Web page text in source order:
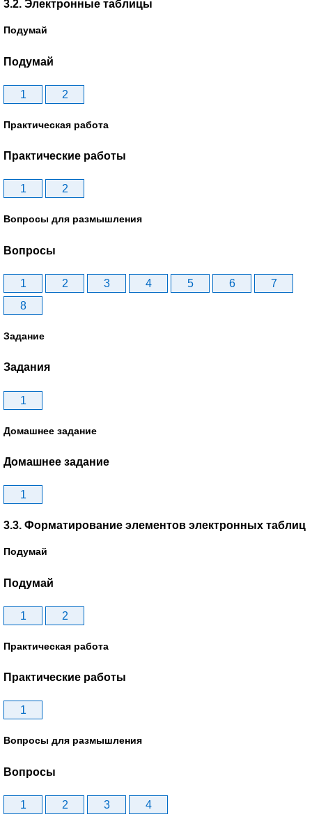
3.2. Электронные таблицы
Подумай
Подумай
1 2
Практическая работа
Практические работы
1 2
Вопросы для размышления
Вопросы
1 2 3 4 5 6
7
8
Задание
Задания
1
Домашнее задание
Домашнее задание
1
3.3. Форматирование элементов электронных таблиц
Подумай
Подумай
1 2
Практическая работа
Практические работы
1
Вопросы для размышления
Вопросы
1 2 3 4